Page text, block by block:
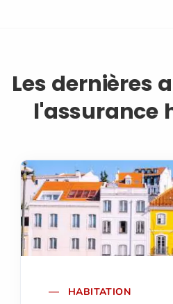
Les dernières
l'assurance
HABITATION